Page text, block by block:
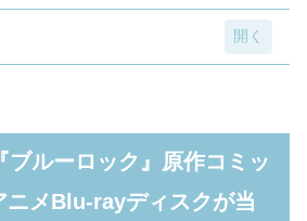
メBlu-rayディスクが当たるス
施
～ / 6月9日10:00～】対象商品
ブルーロック』原作コミッ
ニメBlu-rayディスクが当